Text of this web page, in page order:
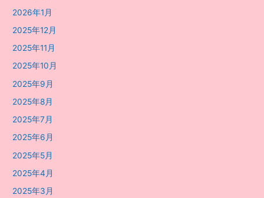
2026年1月
2025年12月
2025年11月
2025年10月
2025年9月
2025年8月
2025年7月
2025年6月
2025年5月
2025年4月
2025年3月